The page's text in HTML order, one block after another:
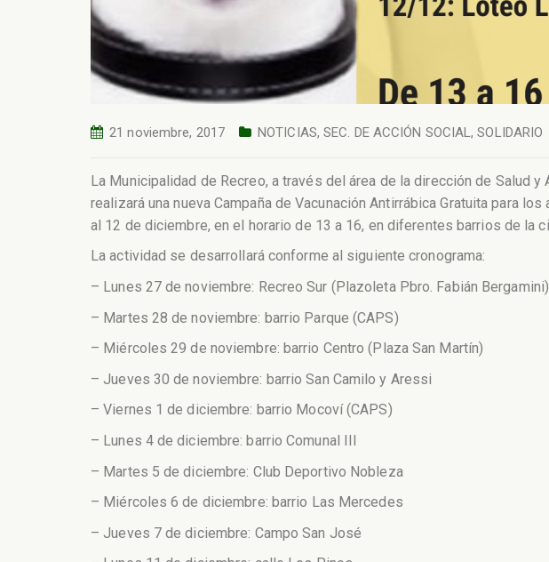
21 noviembre, 2017 NOTICIAS,SEC. DE ACCIÓN SOCIAL,SOLIDARIO
La Municipalidad de Recreo, a través del área de la dirección de Salud
realizará una nueva Campaña de Vacunación Antirrábica Gratuita para
al 12 de diciembre, en el horario de 13 a 16, en diferentes barrios de la
La actividad se desarrollará conforme al siguiente cronograma:
– Lunes 27 de noviembre: Recreo Sur (Plazoleta Pbro. Fabián Bergamini)
– Martes 28 de noviembre: barrio Parque (CAPS)
– Miércoles 29 de noviembre: barrio Centro (Plaza San Martín)
– Jueves 30 de noviembre: barrio San Camilo y Aressi
– Viernes 1 de diciembre: barrio Mocoví (CAPS)
– Lunes 4 de diciembre: barrio Comunal III
– Martes 5 de diciembre: Club Deportivo Nobleza
– Miércoles 6 de diciembre: barrio Las Mercedes
– Jueves 7 de diciembre: Campo San José